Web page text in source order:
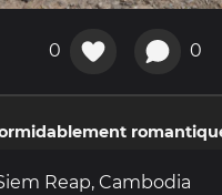
0 0
Reap, Cambodia